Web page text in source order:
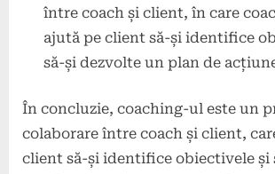
între coach și client, în care
ajută pe client să-și identifice
să-și dezvolte un plan de
În concluzie, coaching-ul este un
colaborare între coach și client,
client să-și identifice obiectivele și